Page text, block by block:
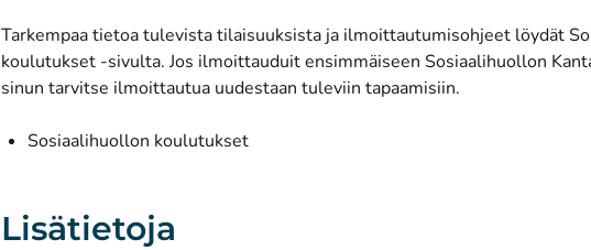
Tarkempaa tietoa tulevista tilaisuuksista ja ilmoittautumisohjeet löydät
koulutukset -sivulta. Jos ilmoittauduit ensimmäiseen Sosiaalihuollon
sinun tarvitse ilmoittautua uudestaan tuleviin tapaamisiin.
Sosiaalihuollon koulutukset
Lisätietoja